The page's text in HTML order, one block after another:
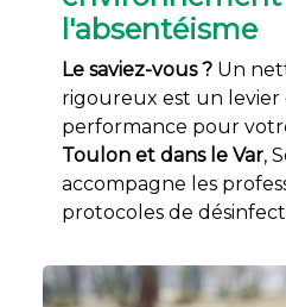
l'absentéisme
Le saviez-vous ? Un
rigoureux est un levier
performance pour
Toulon et dans le Var,
accompagne les
protocoles de